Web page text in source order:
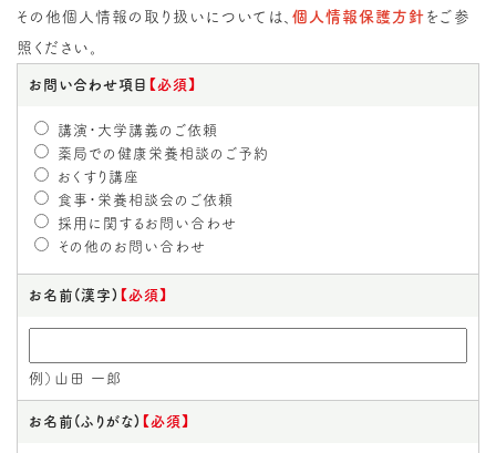
その他個人情報の取り扱いについては、 個人情報保護方針 をご参
照ください。
お問い合わせ項目 【必須】
講演・大学講義のご依頼
薬局での健康栄養相談のご予約
おくすり講座
食事・栄養相談会のご依頼
採用に関するお問い合わせ
その他のお問い合わせ
お名前(漢字) 【必須】
例）山田 一郎
お名前(ふりがな) 【必須】